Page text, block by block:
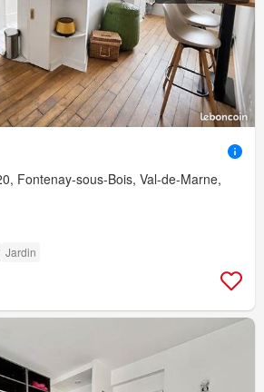
Fontenay-sous-Bois, Val-de-Marne,
Jardin